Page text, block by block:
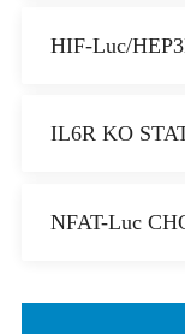
HIF-Luc/
IL6R KO
NFAT-Luc